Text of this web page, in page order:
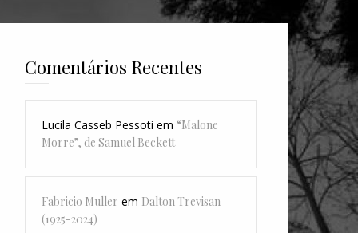
Comentários Recentes
Lucila Casseb Pessoti em “Malone
Morre”, de Samuel Beckett
Fabricio Muller em Dalton Trevisan
(1925-2024)